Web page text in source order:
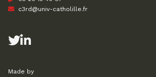
c3rd@univ-catholille.fr
Made by